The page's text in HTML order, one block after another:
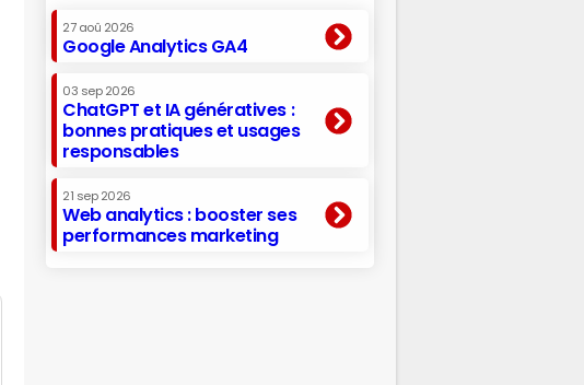
27 aoû 2026
Google Analytics GA4
03 sep 2026
ChatGPT et IA génératives :
bonnes pratiques et usages
responsables
21 sep 2026
Web analytics : booster ses
performances marketing